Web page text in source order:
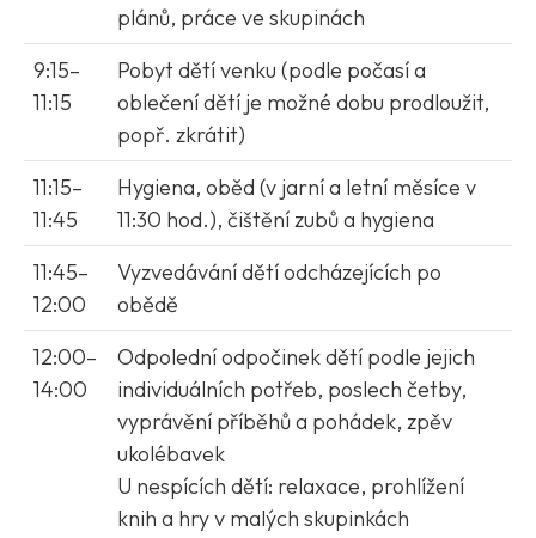
plánů, práce ve skupinách
9:15–
11:15
Pobyt dětí venku (podle počasí a
oblečení dětí je možné dobu prodloužit,
popř. zkrátit)
11:15–
11:45
Hygiena, oběd (v jarní a letní měsíce v
11:30 hod.), čištění zubů a hygiena
11:45–
12:00
Vyzvedávání dětí odcházejících po
obědě
12:00–
14:00
Odpolední odpočinek dětí podle jejich
individuálních potřeb, poslech četby,
vyprávění příběhů a pohádek, zpěv
ukolébavek
U nespících dětí: relaxace, prohlížení
knih a hry v malých skupinkách